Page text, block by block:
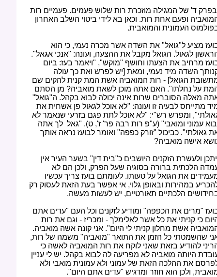
ד' של המגילה מוזכרת רות שלוש פעמים. פעמיים רות
ופעם אחת רות. וכאן בא לידי ביטוי השלב האחרון
העמונית והמואבית.
מציע ל"גואל" את השדה אשר מכרה נעמי, כי הוא
לגאול. הגואל מקבל את ההצעה, ועונה: "אנכי אגאל".
מרחיב את הצעתו וחושף "מוקש", "ויאמר בעז: ביום
השדה מיד נעמי, ומאת [יש לפרש ואת כך עולה
הגואל] - רות המואביה אשת המת קנית להקים שם
על נחלתו". האם אתה מוכן לשאת מואביה? מן הסתם
מאלה הסוברים שרות אינה יכולה לבוא בקהל. ה"גואל"
מתייחס לבעיה זו ועונה: "לא אוכל לגאול פן אשחית את
ומפרש רש"י: "לא אוכל לתת פגם בזרעי שנאמר לא
עמוני ומואבי" (ע"פ רות רבה פר' ז', ט). "גאל לך אתה
גאולתי". כביכול "זורק כפפה" ואומר לבועז נראה אותך
אישה מואביה?
ולעשרת הזקנים היושבים כ"בית דין" בשער העיר אין
הלכתית ברורה בסוגיה שעל הפרק, ולכן הם לא
את הגואל על טעותו. לעומתם בועז צריך עכשיו
במהירות ובאופן גלוי, אי אפשר בעת הזאת לעסוק רק
הלכתיים תאורטיים, יש לעשות מעשה.
"מרים את הכפפה" ומודיע לזקנים וכל העם "עדים אתם
כי קניתי את כל אשר לאלימלך - ומכריז - וגם את רות
אשת מחלון קניתי לי היום". אני קונה אשה מואביה.
שהשמטתי כל הזמן את התואר "מואביה" משמה של רות,
להודיע בזאת שאני לוקח את רות המואביה לאשה כי
היותה מואביה לא מפריעה לה לבוא בקהל. יש לי עניין
את ההלכה הזאת של עמוני ולא עמונית מואבי ולא
ולכן הוא חוזר ומדגיש "עדים אתם היום".